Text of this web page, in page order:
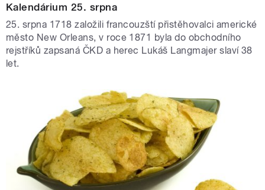
Kalendárium 25. srpna
25. srpna 1718 založili francouzští přistěhovalci americké
město New Orleans, v roce 1871 byla do obchodního
rejstříků zapsaná ČKD a herec Lukáš Langmajer slaví 38
let.